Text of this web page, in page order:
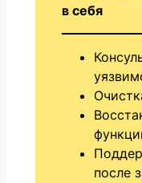
в себя
после